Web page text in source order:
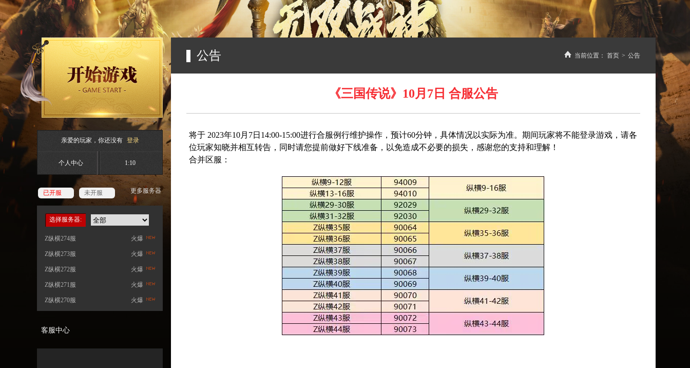
亲爱的玩家，你还没有 登录
个人中心 1:10
已开服 未开服
选择服务器:
火爆
Z纵横274服
火爆
Z纵横273服
火爆
Z纵横272服
火爆
Z纵横271服
火爆
Z纵横270服
更多服务器
客服中心
公告 当前位置： 首页 > 公告
《三国传说》10月7日 合服公告
将于 2023年10月7日14:00-15:00进行合服例行维护操作，预计60分钟，具体情况以实际为准。期间玩家将不能登录游戏，请各
位玩家知晓并相互转告，同时请您提前做好下线准备，以免造成不必要的损失，感谢您的支持和理解！
合并区服：